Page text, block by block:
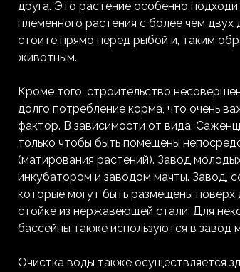
друга. Это растение особенно
племенного растения с более чем
стоите прямо перед рыбой и, таким
животным.
Кроме того, строительство
долго потребление корма, что очень
фактор. В зависимости от вида,
только чтобы быть помещены
(матирования растений). Завод
инкубатором и заводом мачты. Завод,
которые могут быть размещены поверх
стойке из нержавеющей стали; Для
бассейны также используются в завод
Очистка воды также осуществляется